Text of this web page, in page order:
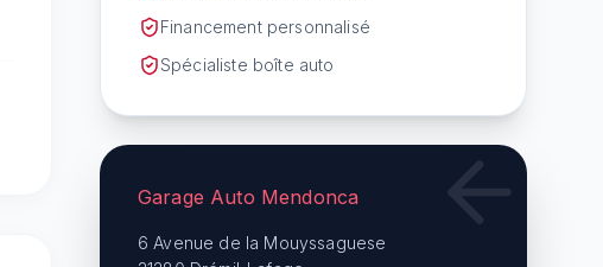
Financement personnalisé
Spécialiste boîte auto
Garage Auto Mendonca
6 Avenue de la Mouyssaguese